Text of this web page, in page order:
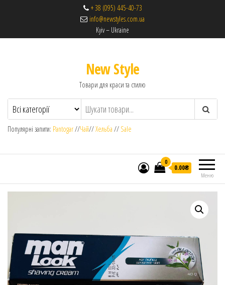
+ 38 (095) 445-40-73
info@newstyles.com.ua
Kyiv – Ukraine
New Style
Товари для краси та стилю
Популярні запити: Pantogar//Чай//Хельба // Sale
Меню
0
0.00₴